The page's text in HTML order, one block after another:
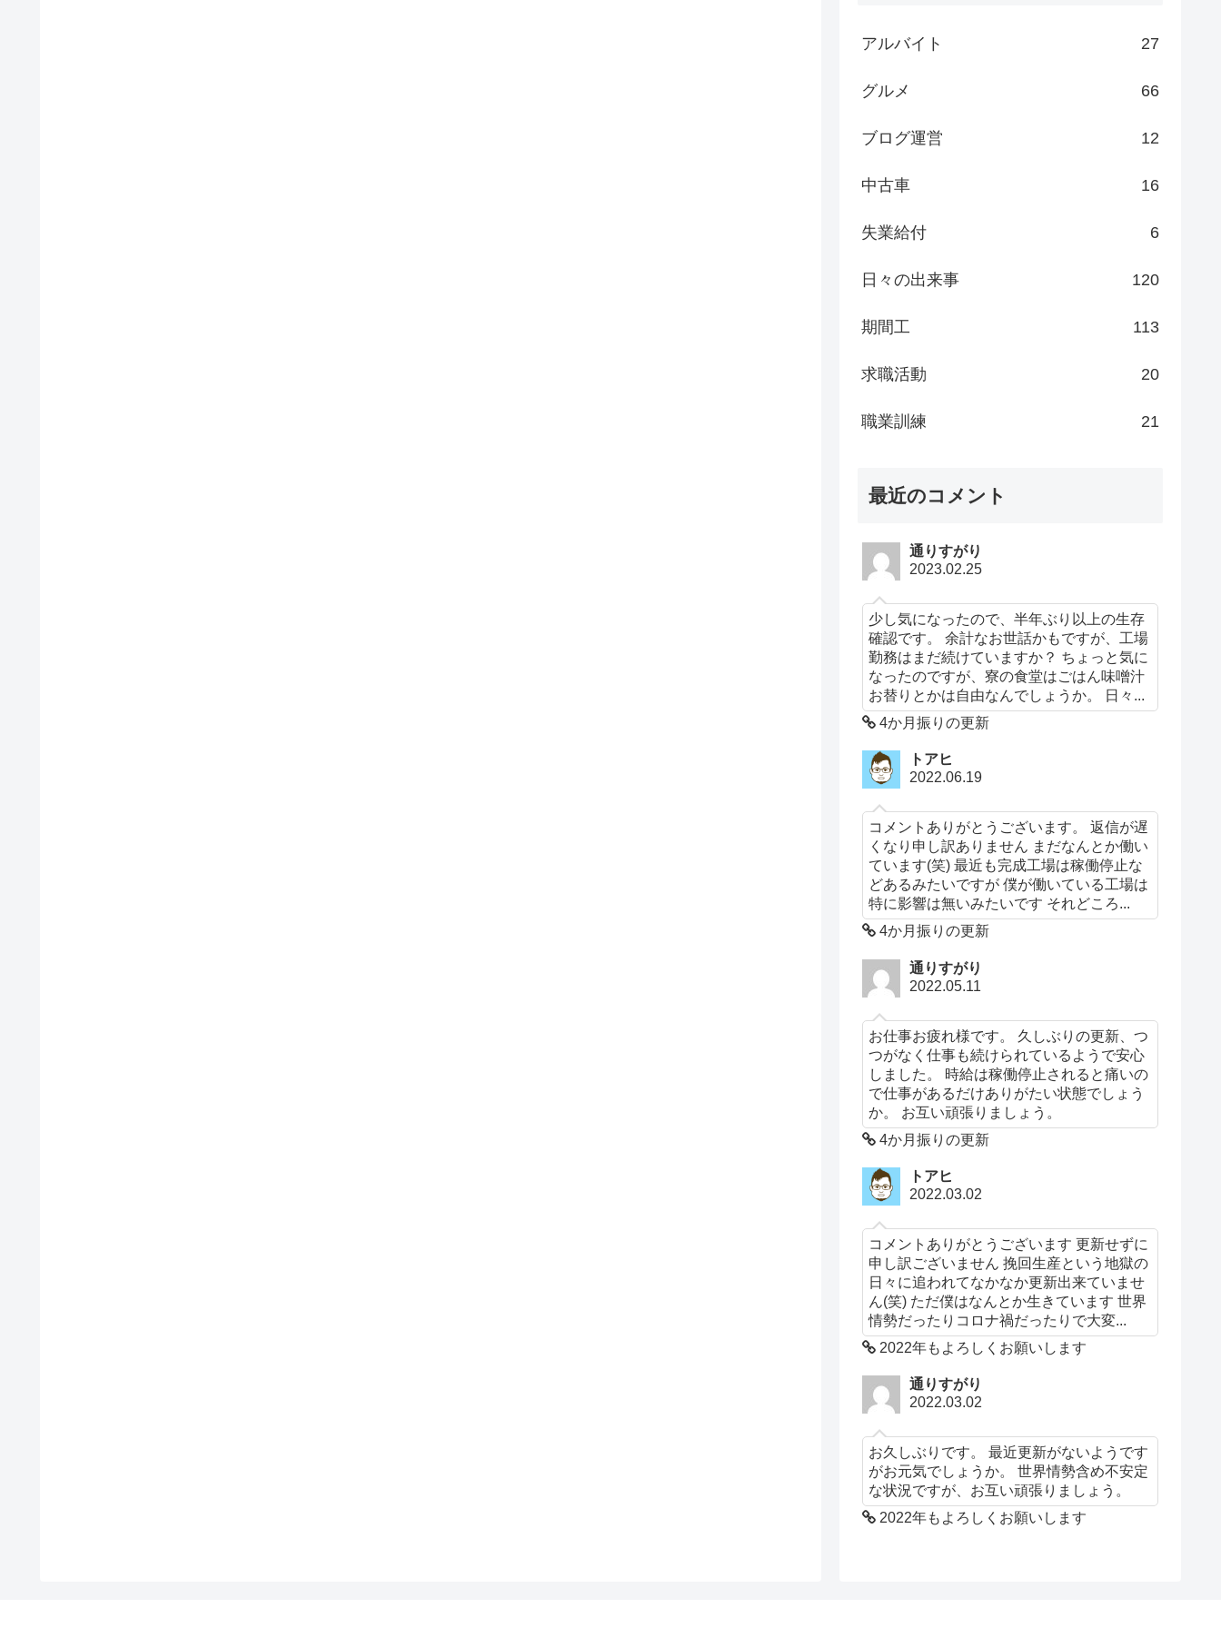
アルバイト 27
グルメ 66
ブログ運営 12
中古車 16
失業給付 6
日々の出来事 120
期間工 113
求職活動 20
職業訓練 21
最近のコメント
通りすがり
2023.02.25
少し気になったので、半年ぶり以上の生存
確認です。 余計なお世話かもですが、工場
勤務はまだ続けていますか？ ちょっと気に
なったのですが、寮の食堂はごはん味噌汁
お替りとかは自由なんでしょうか。 日々...
4か月振りの更新
トアヒ
2022.06.19
コメントありがとうございます。 返信が遅
くなり申し訳ありません まだなんとか働い
ています(笑) 最近も完成工場は稼働停止な
どあるみたいですが 僕が働いている工場は
特に影響は無いみたいです それどころ...
4か月振りの更新
通りすがり
2022.05.11
お仕事お疲れ様です。 久しぶりの更新、つ
つがなく仕事も続けられているようで安心
しました。 時給は稼働停止されると痛いの
で仕事があるだけありがたい状態でしょう
か。 お互い頑張りましょう。
4か月振りの更新
トアヒ
2022.03.02
コメントありがとうございます 更新せずに
申し訳ございません 挽回生産という地獄の
日々に追われてなかなか更新出来ていませ
ん(笑) ただ僕はなんとか生きています 世界
情勢だったりコロナ禍だったりで大変...
2022年もよろしくお願いします
通りすがり
2022.03.02
お久しぶりです。 最近更新がないようです
がお元気でしょうか。 世界情勢含め不安定
な状況ですが、お互い頑張りましょう。
2022年もよろしくお願いします